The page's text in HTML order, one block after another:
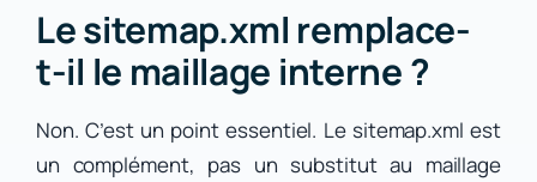
Le sitemap.xml remplace-
t-il le maillage interne ?
Non. C’est un point essentiel. Le sitemap.xml est
un complément, pas un substitut au maillage